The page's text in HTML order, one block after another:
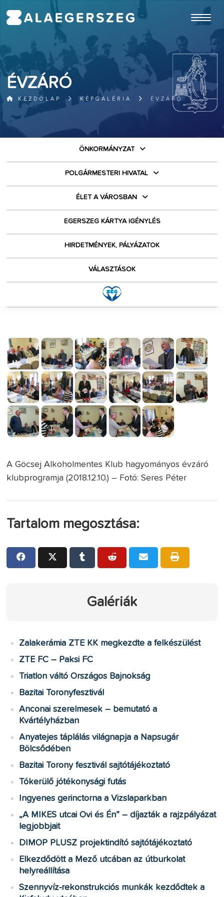
ÉVZÁRÓ
KEZDŐLAP KÉPGALÉRIA ÉVZÁRÓ
ÖNKORMÁNYZAT
POLGÁRMESTERI HIVATAL
ÉLET A VÁROSBAN
EGERSZEG KÁRTYA IGÉNYLÉS
HIRDETMÉNYEK, PÁLYÁZATOK
VÁLASZTÁSOK
A Göcsej Alkoholmentes Klub hagyományos évzáró
klubprogramja (2018.12.10.) – Fotó: Seres Péter
Tartalom megosztása:
Galériák
Zalakerámia ZTE KK megkezdte a felkészülést
ZTE FC – Paksi FC
Triatlon váltó Országos Bajnokság
Bazitai Toronyfesztivál
Anconai szerelmesek – bemutató a
Kvártélyházban
Anyatejes táplálás világnapja a Napsugár
Bölcsődében
Bazitai Torony fesztivál sajtótájékoztató
Tókerülő jótékonysági futás
Ingyenes gerinctorna a Vizslaparkban
„A MIKES utcai Ovi és Én” – díjazták a rajzpályázat
legjobbjait
DIMOP PLUSZ projektindító sajtótájékoztató
Elkezdődött a Mező utcában az útburkolat
helyreállítása
Szennyvíz-rekonstrukciós munkák kezdődtek a